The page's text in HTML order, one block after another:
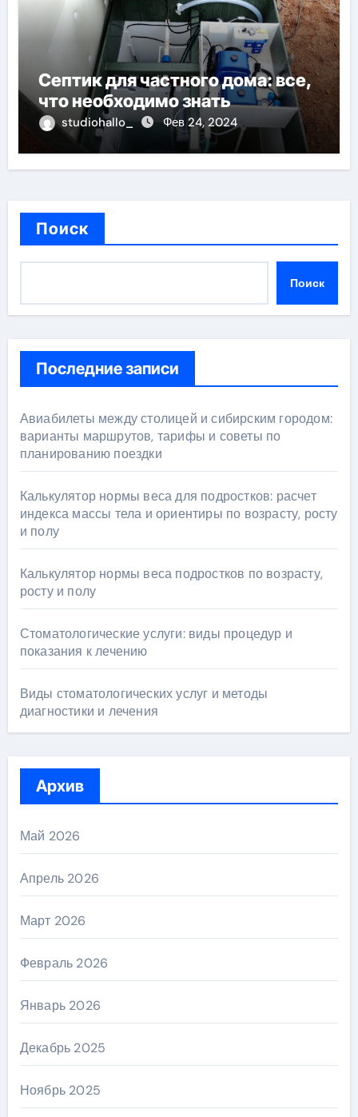
Септик для частного дома: все,
что необходимо знать
studiohallo_ Фев 24, 2024
Поиск
Поиск
Последние записи
Авиабилеты между столицей и сибирским городом:
варианты маршрутов, тарифы и советы по
планированию поездки
Калькулятор нормы веса для подростков: расчет
индекса массы тела и ориентиры по возрасту, росту
и полу
Калькулятор нормы веса подростков по возрасту,
росту и полу
Стоматологические услуги: виды процедур и
показания к лечению
Виды стоматологических услуг и методы
диагностики и лечения
Архив
Май 2026
Апрель 2026
Март 2026
Февраль 2026
Январь 2026
Декабрь 2025
Ноябрь 2025